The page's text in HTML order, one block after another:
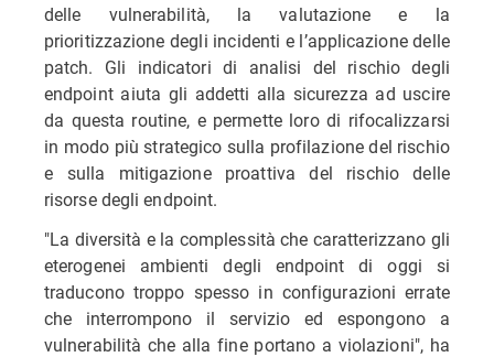
delle vulnerabilità, la valutazione e la
prioritizzazione degli incidenti e l’applicazione delle
patch. Gli indicatori di analisi del rischio degli
endpoint aiuta gli addetti alla sicurezza ad uscire
da questa routine, e permette loro di rifocalizzarsi
in modo più strategico sulla profilazione del rischio
e sulla mitigazione proattiva del rischio delle
risorse degli endpoint.
"La diversità e la complessità che caratterizzano gli
eterogenei ambienti degli endpoint di oggi si
traducono troppo spesso in configurazioni errate
che interrompono il servizio ed espongono a
vulnerabilità che alla fine portano a violazioni", ha